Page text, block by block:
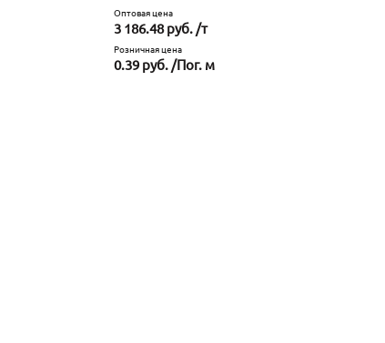
Оптовая цена
3 186.48 руб. /т
Розничная цена
0.39 руб. /Пог. м